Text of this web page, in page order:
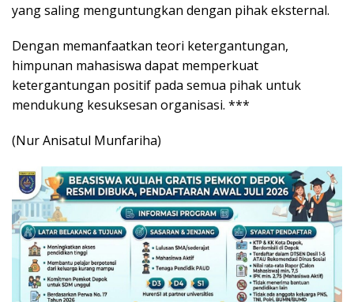
yang saling menguntungkan dengan pihak eksternal.
Dengan memanfaatkan teori ketergantungan,
himpunan mahasiswa dapat memperkuat
ketergantungan positif pada semua pihak untuk
mendukung kesuksesan organisasi. ***
(Nur Anisatul Munfariha)